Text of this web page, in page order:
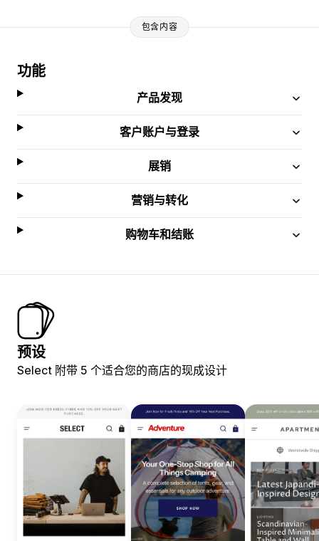
包含内容
功能
产品发现
客户账户与登录
展销
营销与转化
购物车和结账
预设
Select 附带 5 个适合您的商店的现成设计